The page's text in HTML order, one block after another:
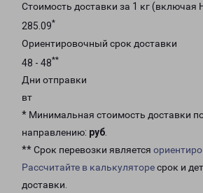
Стоимость доставки за 1 кг (включая
285.09*
Ориентировочный срок доставки
48 - 48**
Дни отправки
вт
* Минимальная стоимость доставки
направлению: руб.
** Срок перевозки является
Рассчитайте в калькуляторесрок и
доставки.